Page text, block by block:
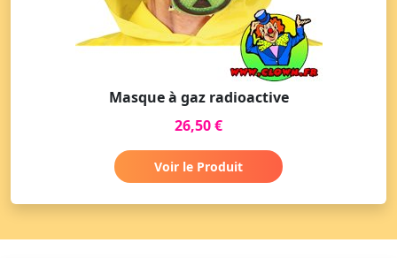
Masque à gaz radioactive
26,50 €
Voir le Produit